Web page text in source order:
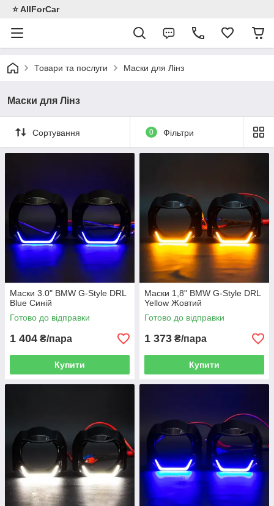
⭐️ AllForCar
Товари та послуги Маски для Лінз
Маски для Лінз
Сортування 0 Фільтри
Маски 3.0" BMW G-Style DRL
Blue Синій
Готово до відправки
1 404 ₴/пара
Купити
Маски 1,8" BMW G-Style DRL
Yellow Жовтий
Готово до відправки
1 373 ₴/пара
Купити